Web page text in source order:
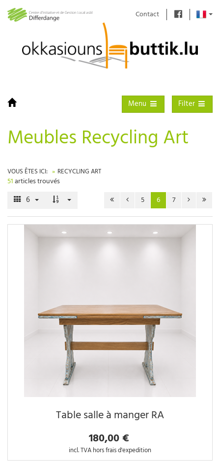
Contact
Toggle filter
Filter
Toggle navigation
Menu
Meubles Recycling Art
VOUS ÊTES ICI: RECYCLING ART
51articles trouvés
6 5 6 7
Table salle à manger RA
180,00 €
incl. TVA hors frais d'expedition